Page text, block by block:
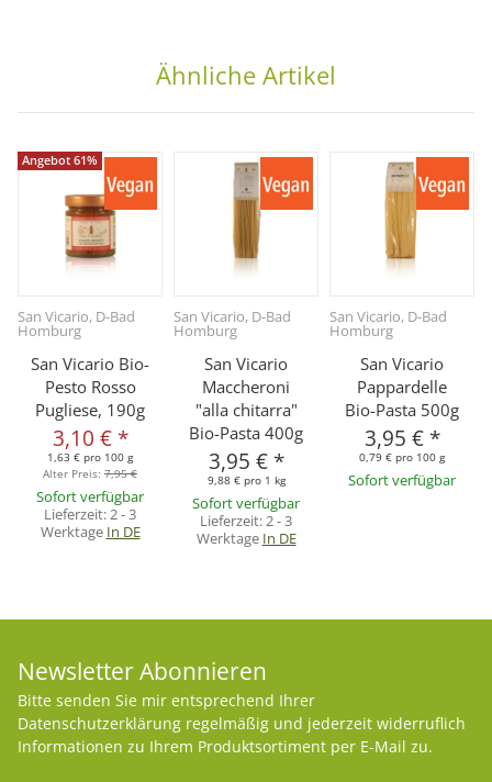
Ähnliche Artikel
Angebot 61%
San Vicario, D-Bad
Homburg
San Vicario Bio-
Pesto Rosso
Pugliese, 190g
3,10 € *
1,63 € pro 100 g
Alter Preis: 7,95 €
Sofort verfügbar
Lieferzeit: 2 - 3
Werktage In DE
San Vicario, D-Bad
Homburg
San Vicario
Maccheroni
"alla chitarra"
Bio-Pasta 400g
3,95 € *
9,88 € pro 1 kg
Sofort verfügbar
Lieferzeit: 2 - 3
Werktage In DE
San Vicario, D-Bad
Homburg
San Vicario
Pappardelle
Bio-Pasta 500g
3,95 € *
0,79 € pro 100 g
Sofort verfügbar
Newsletter Abonnieren
Bitte senden Sie mir entsprechend Ihrer
Datenschutzerklärung regelmäßig und jederzeit widerruflich
Informationen zu Ihrem Produktsortiment per E-Mail zu.